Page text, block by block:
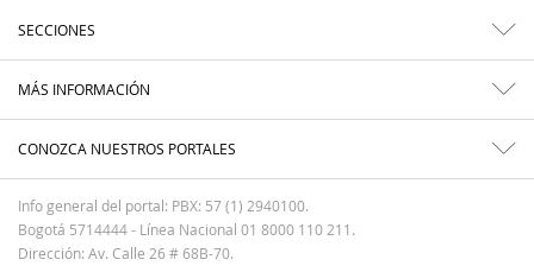
SECCIONES
MÁS INFORMACIÓN
CONOZCA NUESTROS PORTALES
Info general del portal: PBX: 57 (1) 2940100.
Bogotá 5714444 - Línea Nacional 01 8000 110 211.
Dirección: Av. Calle 26 # 68B-70.